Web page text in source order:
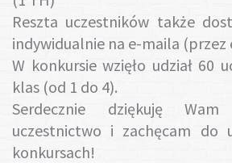
Reszta uczestników także
indywidualnie na e-maila (przez
W konkursie wzięło udział 60
klas (od 1 do 4).
Serdecznie dziękuję
uczestnictwo i zachęcam do
konkursach!